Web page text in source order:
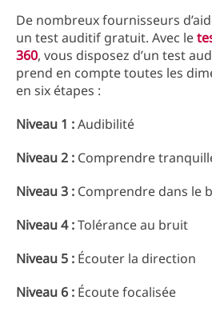
De nombreux fournisseurs
un test auditif gratuit. Avec le
360, vous disposez d’un test
prend en compte toutes les
en six étapes :
Niveau 1 :Audibilité
Niveau 2 : Comprendre
Niveau 3 : Comprendre dans le
Niveau 4 :Tolérance au bruit
Niveau 5 : Écouter la direction
Niveau 6 : Écoute focalisée